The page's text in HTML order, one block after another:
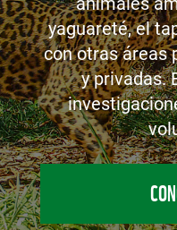
yaguareté, el
con otras áreas
y privadas.